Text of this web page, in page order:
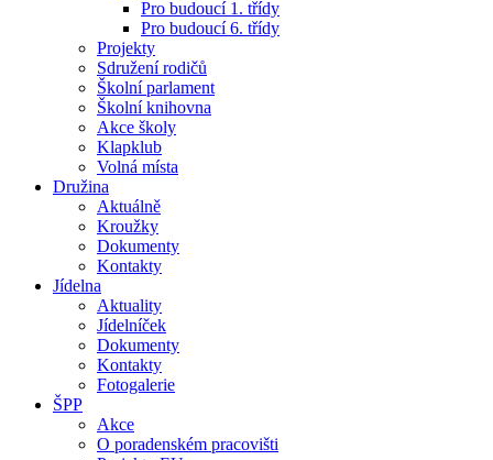
Pro budoucí 1. třídy
Pro budoucí 6. třídy
Projekty
Sdružení rodičů
Školní parlament
Školní knihovna
Akce školy
Klapklub
Volná místa
Družina
Aktuálně
Kroužky
Dokumenty
Kontakty
Jídelna
Aktuality
Jídelníček
Dokumenty
Kontakty
Fotogalerie
ŠPP
Akce
O poradenském pracovišti